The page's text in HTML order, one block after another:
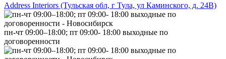
Address Interiors (Тульская обл, г Тула, ул Каминского, д. 24В)
пн-чт 09:00–18:00; пт 09:00- 18:00 выходные по
договоренности